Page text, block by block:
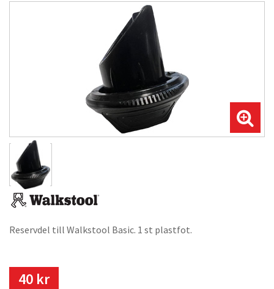
Reservdel till Walkstool Basic. 1 st plastfot.
40 kr